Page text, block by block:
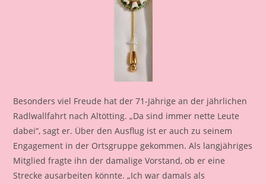
Besonders viel Freude hat der 71-Jährige an der jährlichen
Radlwallfahrt nach Altötting. „Da sind immer nette Leute
dabei“, sagt er. Über den Ausflug ist er auch zu seinem
Engagement in der Ortsgruppe gekommen. Als langjähriges
Mitglied fragte ihn der damalige Vorstand, ob er eine
Strecke ausarbeiten könnte. „Ich war damals als